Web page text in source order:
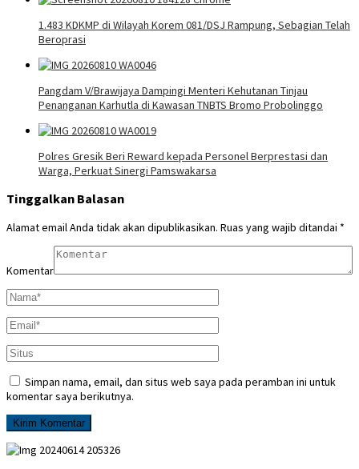
1.483 KDKMP di Wilayah Korem 081/DSJ Rampung, Sebagian Telah
Beroprasi
Pangdam V/Brawijaya Dampingi Menteri Kehutanan Tinjau
Penanganan Karhutla di Kawasan TNBTS Bromo Probolinggo
Polres Gresik Beri Reward kepada Personel Berprestasi dan
Warga, Perkuat Sinergi Pamswakarsa
Tinggalkan Balasan
Alamat email Anda tidak akan dipublikasikan. Ruas yang wajib ditandai *
Komentar
Simpan nama, email, dan situs web saya pada peramban ini untuk
komentar saya berikutnya.